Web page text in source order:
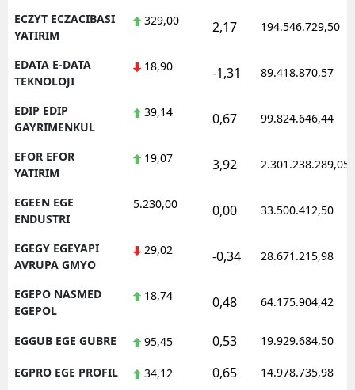
ECZYT ECZACIBASI
YATIRIM
329,00 2,17 194.546.729,50
EDATA E-DATA
TEKNOLOJI
18,90 -1,31 89.418.870,57
EDIP EDIP
GAYRIMENKUL
39,14 0,67 99.824.646,44
EFOR EFOR
YATIRIM
19,07 3,92 2.301.238.289,05
EGEEN EGE
ENDUSTRI
5.230,00 0,00 33.500.412,50
EGEGY EGEYAPI
AVRUPA GMYO
29,02 -0,34 28.671.215,98
EGEPO NASMED
EGEPOL
18,74 0,48 64.175.904,42
EGGUB EGE GUBRE 95,45 0,53 19.929.684,50
EGPRO EGE PROFIL 34,12 0,65 14.978.735,98